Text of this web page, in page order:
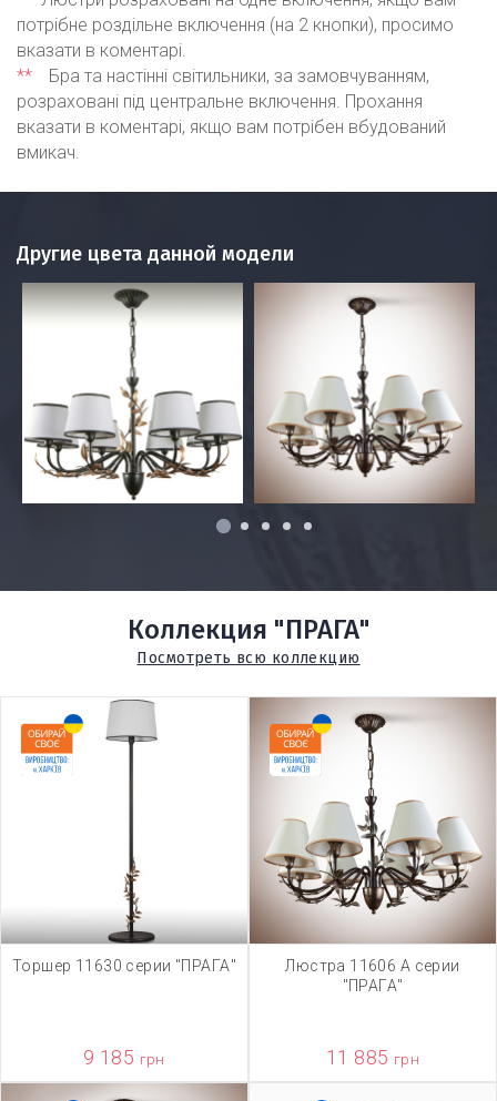
потрібне роздільне включення (на 2 кнопки), просимо
вказати в коментарі.
**
Бра та настінні світильники, за замовчуванням,
розраховані під центральне включення. Прохання
вказати в коментарі, якщо вам потрібен вбудований
вмикач.
Другие цвета данной модели
1 2 3 4 5
Коллекция "ПРАГА"
Посмотреть всю коллекцию
Торшер 11630 серии "ПРАГА"
9 185 грн
Люстра 11606 А серии
"ПРАГА"
11 885 грн